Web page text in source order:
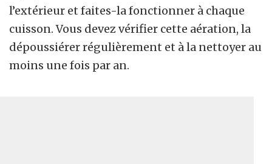
l’extérieur et faites-la fonctionner à chaque
cuisson. Vous devez vérifier cette aération, la
dépoussiérer régulièrement et à la nettoyer au
moins une fois par an.